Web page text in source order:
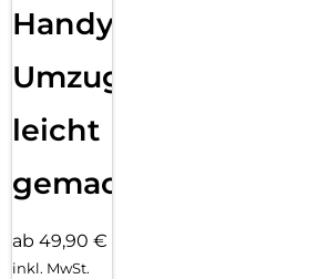
Handy
Umzug
leicht
gemacht!
ab 49,90 €
inkl. MwSt.